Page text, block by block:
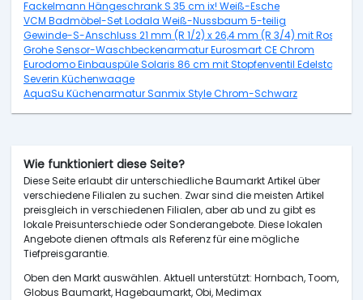
Fackelmann Hängeschrank S 35 cm ix! Weiß-Esche
VCM Badmöbel-Set Lodala Weiß-Nussbaum 5-teilig
Gewinde-S-Anschluss 21 mm (R 1/2) x 26,4 mm (R 3/4) mit Rosette
Grohe Sensor-Waschbeckenarmatur Eurosmart CE Chrom
Eurodomo Einbauspüle Solaris 86 cm mit Stopfenventil Edelstahl
Severin Küchenwaage
AquaSu Küchenarmatur Sanmix Style Chrom-Schwarz
Wie funktioniert diese Seite?
Diese Seite erlaubt dir unterschiedliche Baumarkt Artikel über
verschiedene Filialen zu suchen. Zwar sind die meisten Artikel
preisgleich in verschiedenen Filialen, aber ab und zu gibt es
lokale Preisunterschiede oder Sonderangebote. Diese lokalen
Angebote dienen oftmals als Referenz für eine mögliche
Tiefpreisgarantie.
Oben den Markt auswählen. Aktuell unterstützt: Hornbach, Toom,
Globus Baumarkt, Hagebaumarkt, Obi, Medimax